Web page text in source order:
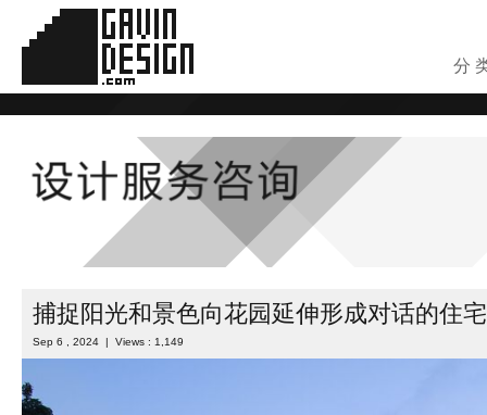
分
捕捉阳光和景色向花园延伸形成对话的住
Sep 6 , 2024 | Views : 1,149